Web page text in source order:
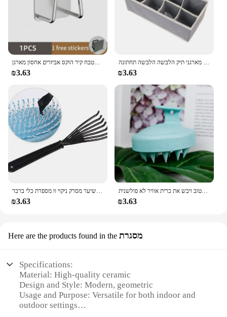
₪3.63 ₪3.63
מסרק מברשת מנקה מנקה מסיר משובץ יופי כלי פלסטיק ידית שיער מסרק ניקוי וו מספרת כלי ברבר
₪3.63
ראש ניקוי ועיסוי הקרקפת רטוב ויבש הקרקפת רטוב ויבש את כרית אוויר לא פולשנית
₪3.63
Here are the products found in the מסגרת
Specifications:
Material: High-quality ceramic
Design and Style: Modern, geometric
Usage and Purpose: Versatile for both indoor and
outdoor settings